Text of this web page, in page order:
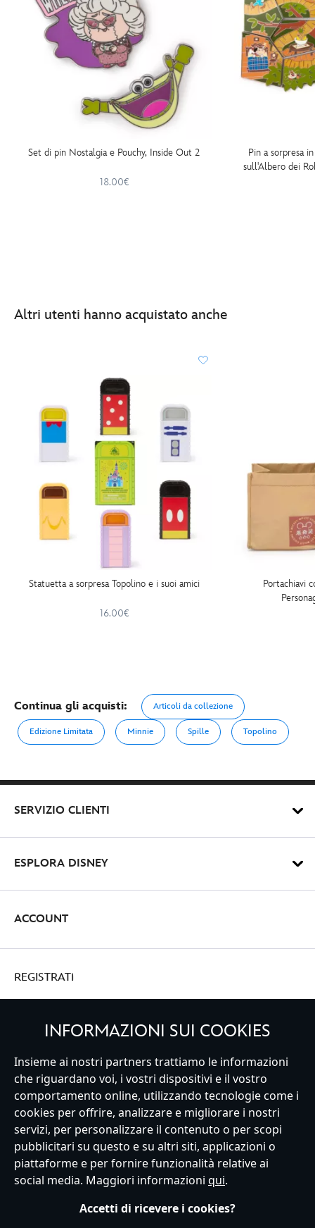
Set di pin Nostalgia e Pouchy, Inside Out 2
18.00€
Pin a sorpresa
sull'Albero dei
Altri utenti hanno acquistato anche
Statuetta a sorpresa Topolino e i suoi amici
16.00€
Portachiavi
Continua gli acquisti: Articoli da collezione
Edizione Limitata Minnie Spille Topolino
SERVIZIO CLIENTI
ESPLORA DISNEY
ACCOUNT
REGISTRATI
Italy
Servizio Clienti Termini d'Uso Trova Negozio
Mappa del Sito
Normativa Europea sul trattamento dei dati personali
Informativa sulla privacy
Politica dei Cookie
Informativa sulla privacy UE
Termini e Condizioni generali
Gestisci le impostazioni dei Cookies
s172 Statements
INFORMAZIONI SUI COOKIES
Insieme ai nostri partners trattiamo le informazioni
che riguardano voi, i vostri dispositivi e il vostro
comportamento online, utilizzando tecnologie come i
cookies per offrire, analizzare e migliorare i nostri
servizi, per personalizzare il contenuto o per scopi
pubblicitari su questo e su altri siti, applicazioni o
piattaforme e per fornire funzionalità relative ai
social media. Maggiori informazioni qui.
Accetti di ricevere i cookies?